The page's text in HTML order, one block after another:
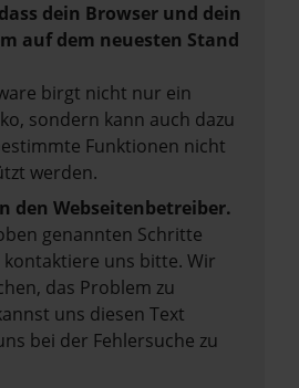
dein Browser und dein
auf dem neuesten Stand
birgt nicht nur ein
sondern kann auch dazu
Funktionen nicht
werden.
den Webseitenbetreiber.
genannten Schritte
uns bitte. Wir
das Problem zu
uns diesen Text
bei der Fehlersuche zu